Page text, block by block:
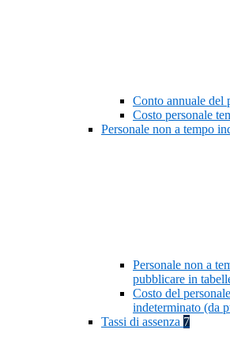
Conto annuale del
Costo personale
Personale non a tempo
Personale non a
pubblicare in
Costo del
indeterminato (da
Tassi di assenza 7